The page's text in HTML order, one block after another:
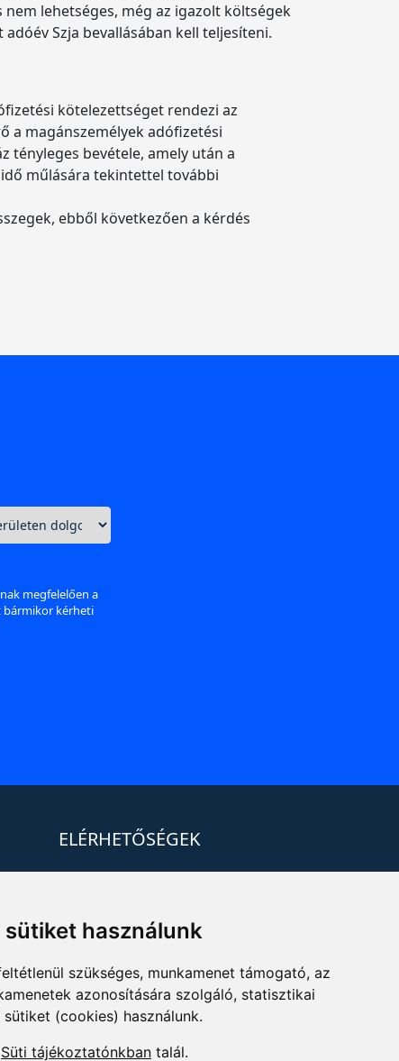
használunk
szükséges, munkamenet támogató, az
azonosítására szolgáló, statisztikai
(cookies) használunk.
Süti tájékoztatónkban talál.
lehetséges, még az igazolt költségek
Szja bevallásában kell teljesíteni.
kötelezettséget rendezi az
a magánszemélyek adófizetési
tényleges bevétele, amely után a
műlására tekintettel további
ebből következően a kérdés
megfelelően a
bármikor kérheti
ELÉRHETŐSÉGEK
info@mprx.hu